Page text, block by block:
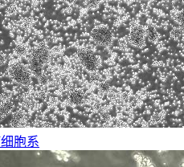
胞系